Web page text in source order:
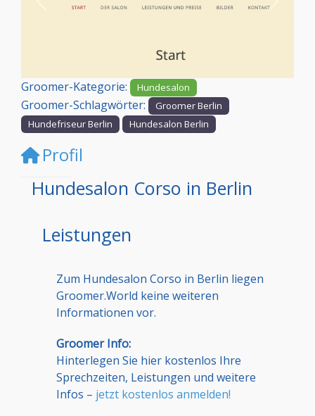
Vorheriges
Groomer-Kategorie: Hundesalon
Groomer-Schlagwörter:
Groomer Berlin
Hundefriseur Berlin
Hundesalon Berlin
Profil
Hundesalon Corso in Berlin
Leistungen
Zum Hundesalon Corso in Berlin liegen
Groomer.World keine weiteren
Informationen vor.
Groomer Info:
Hinterlegen Sie hier kostenlos Ihre
Sprechzeiten, Leistungen und weitere
Infos – jetzt kostenlos anmelden!